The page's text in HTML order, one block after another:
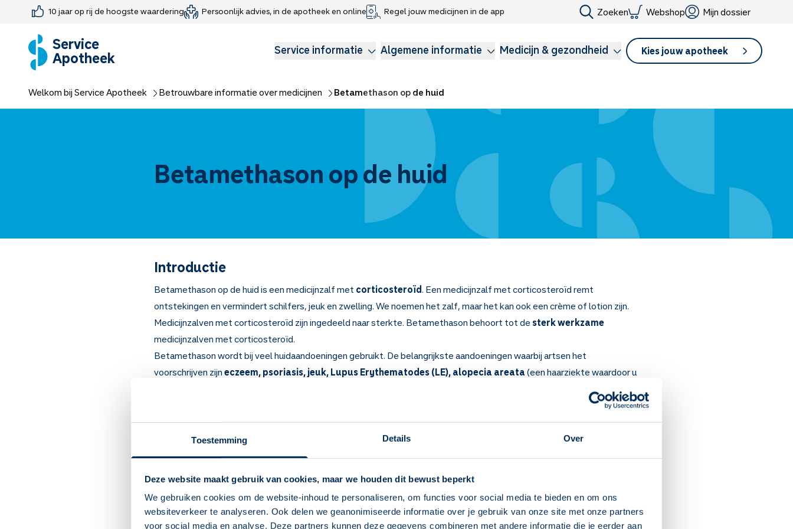
Toestemming Details Over
Deze website maakt gebruik van cookies, maar we houden dit bewust beperkt
We gebruiken cookies om de website-inhoud te personaliseren, om functies voor social media te bieden en om ons
websiteverkeer te analyseren. Ook delen we geanonimiseerde informatie over je gebruik van onze site met onze partners
voor social media en analyse. Deze partners kunnen deze gegevens combineren met andere informatie die je eerder aan
Deze Service Apotheek staat nu ingesteld als
10 jaar op rij de hoogste waardering Persoonlijk advies, in de apotheek en online Regel jouw medicijnen in de app Zoeken Webshop Mijn dossier
Service
Apotheek Service informatie Algemene informatie Medicijn & gezondheid Kies jouw apotheek
Farmaceutisch consult
Medicijn-APK
Webshop
Jouw medische gegevens delen
Klachtenregeling
Medicijnen voor kinderen
Longzorg
Welkom bij Service Apotheek Betrouwbare informatie over medicijnen Betamethason op de huid
Betamethason op de huid
Introductie
Betamethason op de huid is een medicijnzalf met corticosteroïd. Een medicijnzalf met corticosteroïd remt
ontstekingen en vermindert schilfers, jeuk en zwelling. We noemen het zalf, maar het kan ook een crème of lotion zijn.
Medicijnzalven met corticosteroïd zijn ingedeeld naar sterkte. Betamethason behoort tot desterk werkzame
medicijnzalven met corticosteroïd.
Betamethason wordt bij veel huidaandoeningen gebruikt. De belangrijkste aandoeningen waarbij artsen het
voorschrijven zijneczeem, psoriasis, jeuk, Lupus Erythematodes (LE), alopecia areata(een haarziekte waardoor u
Betamethason remt ontstekingen en vermindert schilfering, jeuk en zwellingen.
Het is belangrijk dat u de juiste hoeveelheid smeert. Dan werkt het goed. En u heeft minder kans op bijwerkingen.
Zoals veranderingen van de huid op de plek waar u dit medicijn aanbrengt. Kijk bij [Hoe gebruik ik dit medicijn?]
(https://www.apotheek.nl/medicijnen/betamethason-op-de-huid#hoe-gebruik-ik-dit-medicijn) hoeveel u moet
smeren. De hoeveelheid is aangegeven in vingertop-streepjes per huidoppervlak.